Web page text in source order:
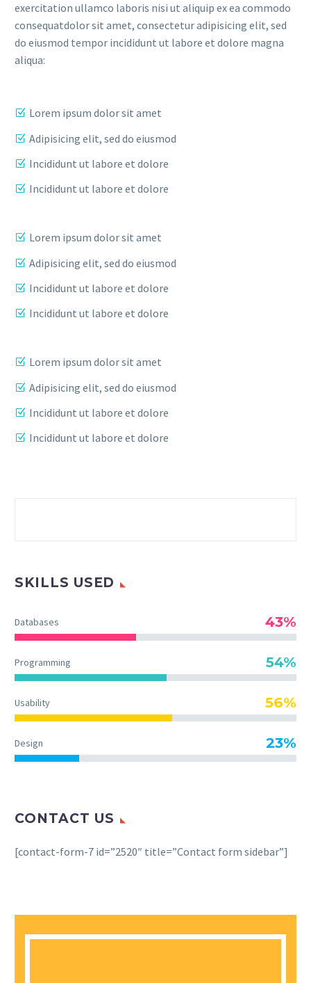
exercitation ullamco laboris nisi ut aliquip ex ea commodo
consequatdolor sit amet, consectetur adipisicing elit, sed
do eiusmod tempor incididunt ut labore et dolore magna
aliqua:
Lorem ipsum dolor sit amet
Adipisicing elit, sed do eiusmod
Incididunt ut labore et dolore
Incididunt ut labore et dolore
Lorem ipsum dolor sit amet
Adipisicing elit, sed do eiusmod
Incididunt ut labore et dolore
Incididunt ut labore et dolore
Lorem ipsum dolor sit amet
Adipisicing elit, sed do eiusmod
Incididunt ut labore et dolore
Incididunt ut labore et dolore
SKILLS USED
Databases 43%
Programming 54%
Usability 56%
Design 23%
CONTACT US
[contact-form-7 id=”2520″ title=”Contact form sidebar”]